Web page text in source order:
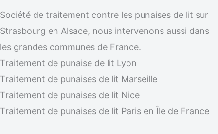
Société de traitement contre les punaises de lit sur
Strasbourg en Alsace, nous intervenons aussi dans
les grandes communes de France.
Traitement de punaise de lit Lyon
Traitement de punaises de lit Marseille
Traitement de punaises de lit Nice
Traitement de punaises de lit Paris en Île de France